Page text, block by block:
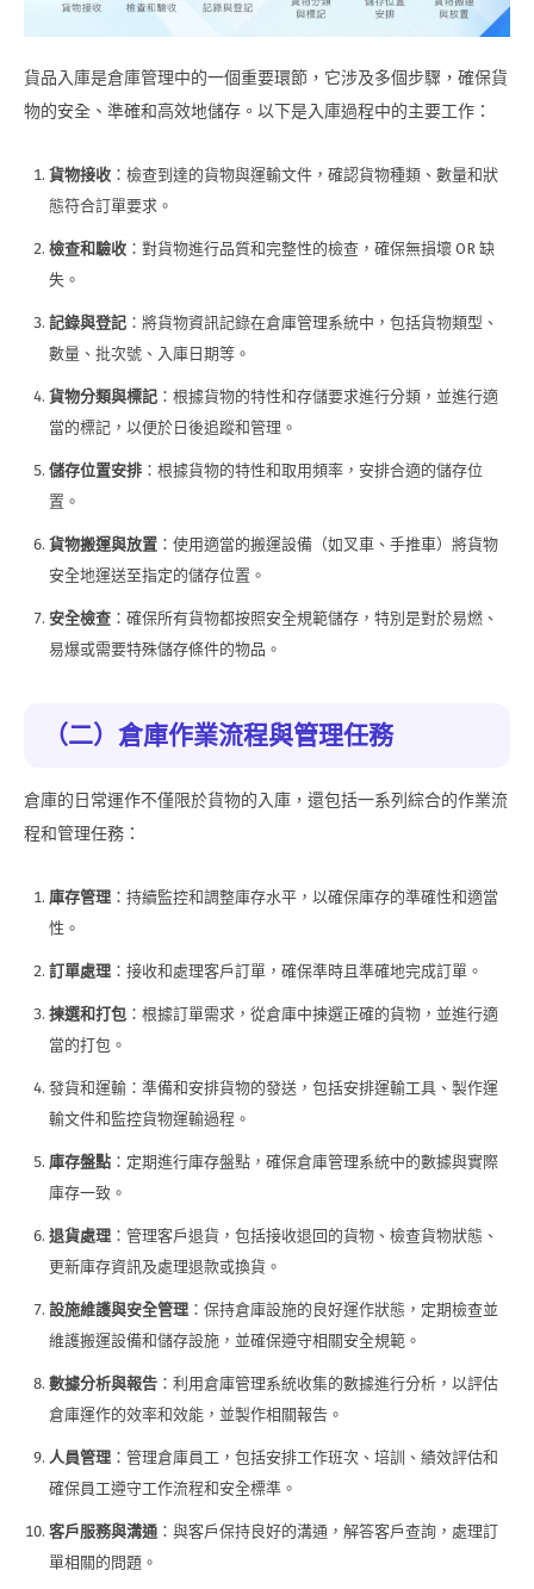
貨品入庫是倉庫管理中的一個重要環節，它涉及多個步驟，確保貨
物的安全、準確和高效地儲存。以下是入庫過程中的主要工作：
貨物接收 ：檢查到達的貨物與運輸文件，確認貨物種類、數量和狀
態符合訂單要求。
檢查和驗收 ：對貨物進行品質和完整性的檢查，確保無損壞 OR 缺
失。
記錄與登記 ：將貨物資訊記錄在倉庫管理系統中，包括貨物類型、
數量、批次號、入庫日期等。
貨物分類與標記 ：根據貨物的特性和存儲要求進行分類，並進行適
當的標記，以便於日後追蹤和管理。
儲存位置安排 ：根據貨物的特性和取用頻率，安排合適的儲存位
置。
貨物搬運與放置 ：使用適當的搬運設備（如叉車、手推車）將貨物
安全地運送至指定的儲存位置。
安全檢查 ：確保所有貨物都按照安全規範儲存，特別是對於易燃、
易爆或需要特殊儲存條件的物品。
（二）倉庫作業流程與管理任務
倉庫的日常運作不僅限於貨物的入庫，還包括一系列綜合的作業流
程和管理任務：
庫存管理 ：持續監控和調整庫存水平，以確保庫存的準確性和適當
性。
訂單處理 ：接收和處理客戶訂單，確保準時且準確地完成訂單。
揀選和打包 ：根據訂單需求，從倉庫中揀選正確的貨物，並進行適
當的打包。
發貨和運輸：準備和安排貨物的發送，包括安排運輸工具、製作運
輸文件和監控貨物運輸過程。
庫存盤點 ：定期進行庫存盤點，確保倉庫管理系統中的數據與實際
庫存一致。
退貨處理 ：管理客戶退貨，包括接收退回的貨物、檢查貨物狀態、
更新庫存資訊及處理退款或換貨。
設施維護與安全管理 ：保持倉庫設施的良好運作狀態，定期檢查並
維護搬運設備和儲存設施，並確保遵守相關安全規範。
數據分析與報告 ：利用倉庫管理系統收集的數據進行分析，以評估
倉庫運作的效率和效能，並製作相關報告。
人員管理 ：管理倉庫員工，包括安排工作班次、培訓、績效評估和
確保員工遵守工作流程和安全標準。
客戶服務與溝通 ：與客戶保持良好的溝通，解答客戶查詢，處理訂
單相關的問題。